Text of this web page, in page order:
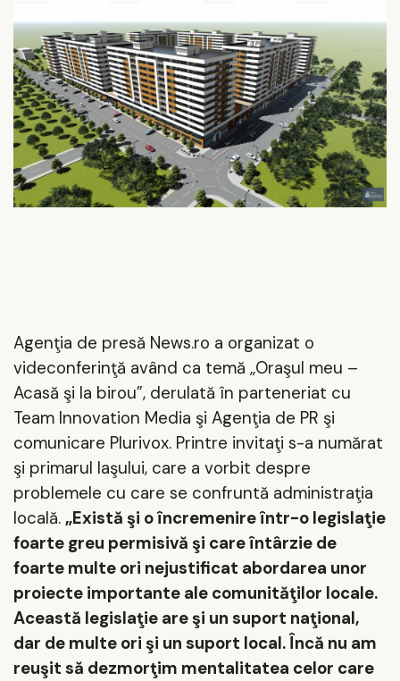
Agenţia de presă News.ro a organizat o
videconferinţă având ca temă „Oraşul meu –
Acasă şi la birou”, derulată în parteneriat cu
Team Innovation Media şi Agenţia de PR şi
comunicare Plurivox. Printre invitaţi s-a numărat
şi primarul Iaşului, care a vorbit despre
problemele cu care se confruntă administraţia
locală. „Există şi o încremenire într-o legislaţie
foarte greu permisivă şi care întârzie de
foarte multe ori nejustificat abordarea unor
proiecte importante ale comunităţilor locale.
Această legislaţie are şi un suport naţional,
dar de multe ori şi un suport local. Încă nu am
reuşit să dezmorţim mentalitatea celor care